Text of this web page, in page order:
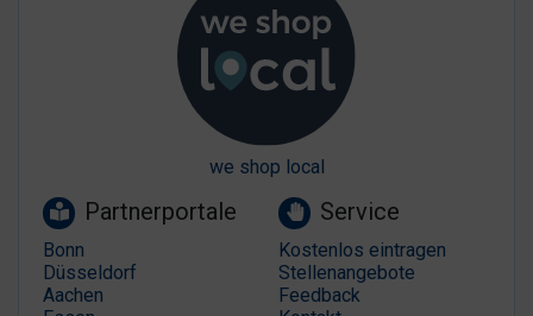
we shop local
Partnerportale
Bonn
Düsseldorf
Aachen
Service
Kostenlos eintragen
Stellenangebote
Feedback